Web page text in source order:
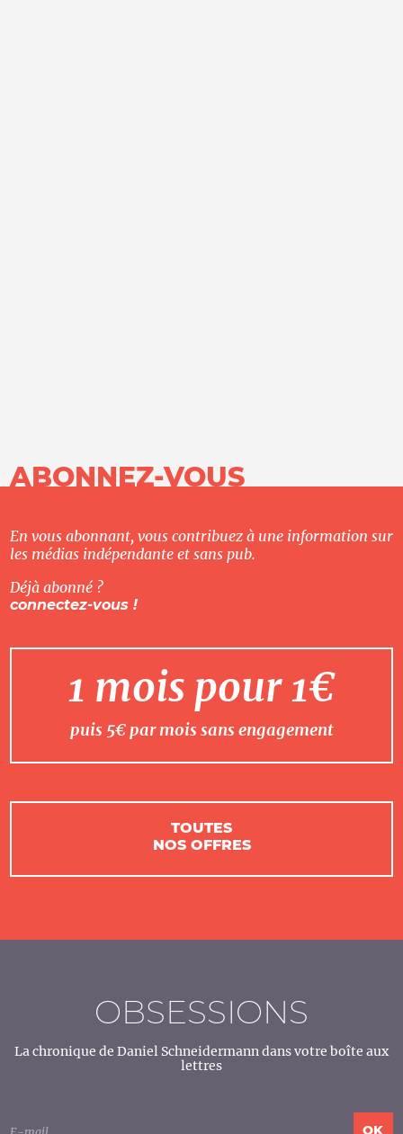
ABONNEZ-VOUS
En vous abonnant, vous contribuez à une information sur
les médias indépendante et sans pub.
Déjà abonné ?
connectez-vous !
1 mois pour 1€
puis 5€ par mois sans engagement
TOUTES
NOS OFFRES
OBSESSIONS
La chronique de Daniel Schneidermann dans votre boîte aux
lettres